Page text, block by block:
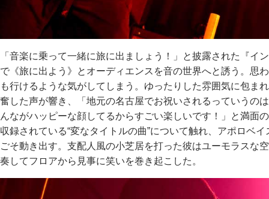
「音楽に乗って一緒に旅に出ましょう！」と披露された『イ
で《旅に出よう》とオーディエンスを音の世界へと誘う。思
も行けるような気がしてしまう。ゆったりした雰囲気に包ま
奮した声が響き、「地元の名古屋でお祝いされるっていうの
んながハッピーな顔してるからすごい楽しいです！」と満面
収録されている“変なタイトルの曲”について触れ、アポロベ
ごそ動き出す。支配人風の小芝居を打った彼はユーモラスな
奏してフロアから見事に笑いを巻き起こした。